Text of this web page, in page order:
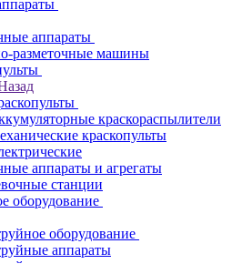
аппараты
разметочные машины
краскораспылители
краскопульты
аппараты и агрегаты
станции
оборудование
оборудование
аппараты